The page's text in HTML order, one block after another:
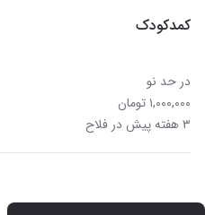
کمدکودک
در حد نو
۱,۰۰۰,۰۰۰ تومان
۳ هفته پیش در فلاح